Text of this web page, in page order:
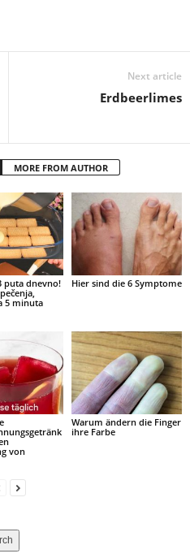
Next article
Erdbeerlimes
MORE FROM AUTHOR
puta dnevno!
5 minuta
Hier sind die 6 Symptome
von
Warum ändern die Finger
ihre Farbe